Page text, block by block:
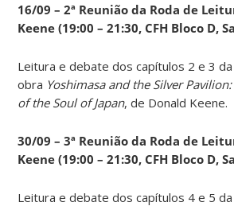
16/09 – 2ª Reunião da Roda de
Keene (19:00 – 21:30, CFH Bloco D,
Leitura e debate dos capítulos 2 e 3 da
obra Yoshimasa and the Silver
of the Soul of Japan, de Donald Keene.
30/09 – 3ª Reunião da Roda de
Keene (19:00 – 21:30, CFH Bloco D,
Leitura e debate dos capítulos 4 e 5 da